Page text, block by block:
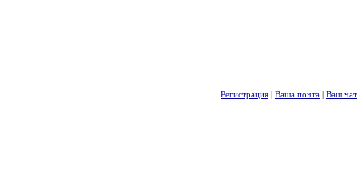
Регистрация | Ваша почта | Ваш чат